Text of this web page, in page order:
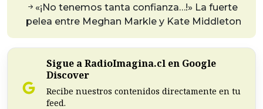
«¡No tenemos tanta confianza…!» La fuerte
pelea entre Meghan Markle y Kate Middleton
Sigue a RadioImagina.cl en Google
Discover
Recibe nuestros contenidos directamente en tu
feed.